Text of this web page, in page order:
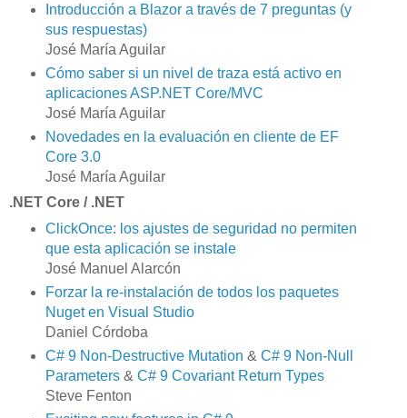
Introducción a Blazor a través de 7 preguntas (y
sus respuestas)
José María Aguilar
Cómo saber si un nivel de traza está activo en
aplicaciones ASP.NET Core/MVC
José María Aguilar
Novedades en la evaluación en cliente de EF
Core 3.0
José María Aguilar
.NET Core / .NET
ClickOnce: los ajustes de seguridad no permiten
que esta aplicación se instale
José Manuel Alarcón
Forzar la re-instalación de todos los paquetes
Nuget en Visual Studio
Daniel Córdoba
C# 9 Non-Destructive Mutation & C# 9 Non-Null
Parameters& C# 9 Covariant Return Types
Steve Fenton